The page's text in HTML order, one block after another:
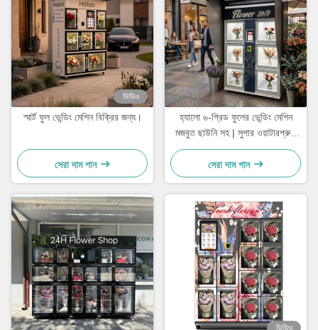
ভিডিও
স্মার্ট ফুল ভেন্ডিং মেশিন বিক্রির জন্য।
সেরা দাম পান
হ্যালো ৬-গ্রিড ফুলের ভেন্ডিং মেশিন
মজবুত ছাউনি সহ | সুপার ওয়াটারপ্রুফ
পারফরম্যান্স আউটডোর ব্যবহারের জন্য
উপযুক্ত
সেরা দাম পান
ভিডিও